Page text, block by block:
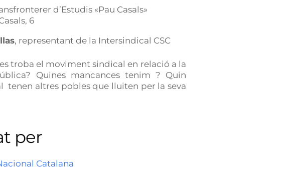
d’Estudis «Pau Casals»
6
, representant de la Intersindical CSC
troba el moviment sindical en relació a la
Quines mancances tenim ? Quin
tenen altres pobles que lluiten per la seva
per
Catalana